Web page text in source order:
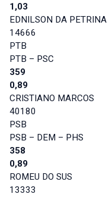
1,03
EDNILSON DA PETRINA
14666
PTB
PTB – PSC
359
0,89
CRISTIANO MARCOS
40180
PSB
PSB – DEM – PHS
358
0,89
ROMEU DO SUS
13333